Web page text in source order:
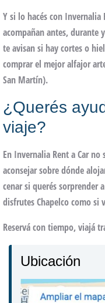
Y si lo hacés con Invernalia
acompañan antes, durante
te avisan si hay cortes o
comprar el mejor alfajor
San Martín).
¿Querés
viaje?
En Invernalia Rent a Carno
aconsejar sobredónde
cenar si querés sorprender
disfrutes Chapelco como si
Reservá con tiempo, viajá
Ubicación